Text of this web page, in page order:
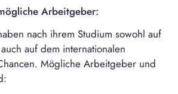
Arbeitgeber:
nach ihrem Studium sowohl auf
auf dem internationalen
Mögliche Arbeitgeber und